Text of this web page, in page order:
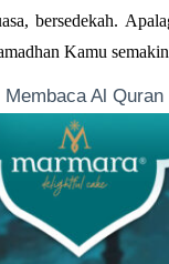
bersedekah.
Kamu
Membaca Al Quran